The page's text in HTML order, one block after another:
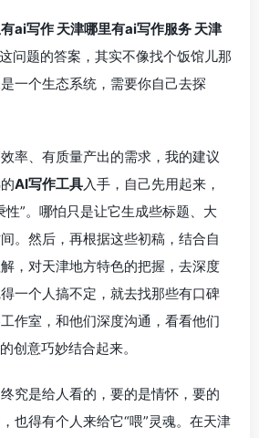
ai写作 天津哪里有ai写作服务 天津
这问题的答案，其实不像找个饭馆儿那
一个生态系统，需要你自己去探
率、有质量产出的需求，我的建议
AI写作工具入手，自己先用起来，
性”。哪怕只是让它生成些标题、大
。然后，再根据这些初稿，结合自
，对天津地方特色的把握，去深度
一个人搞不定，就去找那些有口碑
作室，和他们深度沟通，看看他们
创意巧妙结合起来。
究是给人看的，要的是情怀，要的
也得有个人来给它“喂”灵魂。在天津